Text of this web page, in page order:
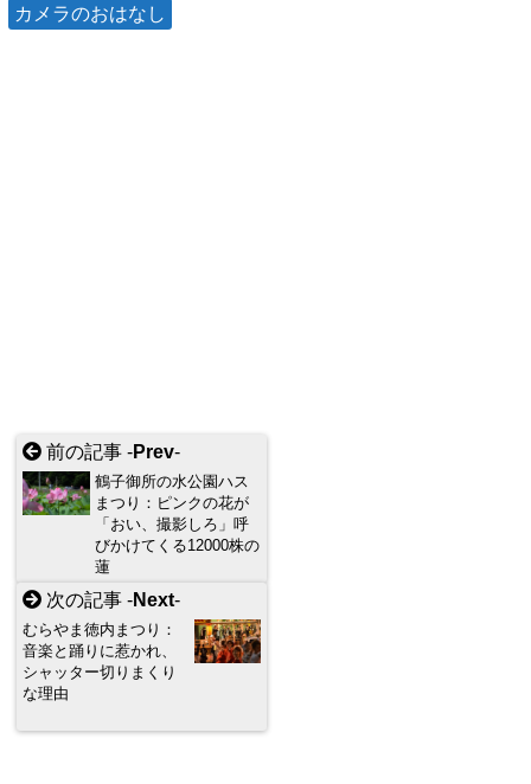
カメラのおはなし
前の記事 -Prev-
鶴子御所の水公園ハス
まつり：ピンクの花が
「おい、撮影しろ」呼
びかけてくる12000株の
蓮
次の記事 -Next-
むらやま徳内まつり：
音楽と踊りに惹かれ、
シャッター切りまくり
な理由